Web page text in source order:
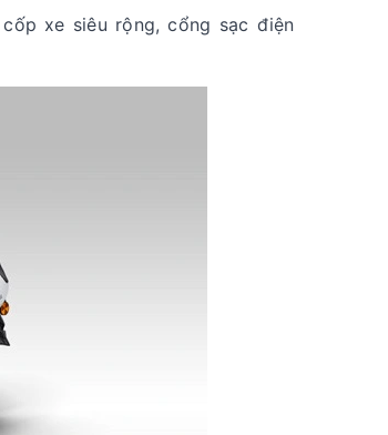
xe siêu rộng, cổng sạc điện